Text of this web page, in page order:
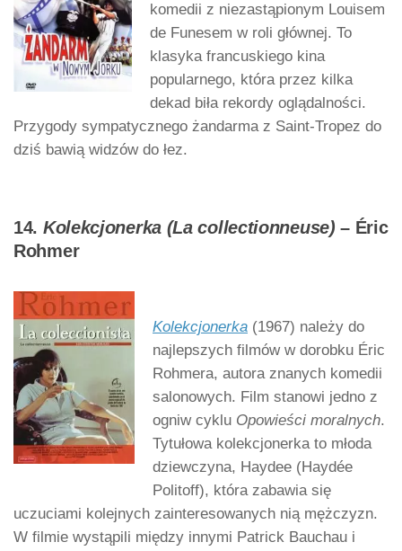
komedii z niezastąpionym Louisem
de Funesem w roli głównej. To
klasyka francuskiego kina
popularnego, która przez kilka
dekad biła rekordy oglądalności.
Przygody sympatycznego żandarma z Saint-Tropez do
dziś bawią widzów do łez.
14. Kolekcjonerka (La collectionneuse) – Éric
Rohmer
Kolekcjonerka (1967) należy do
najlepszych filmów w dorobku Éric
Rohmera, autora znanych komedii
salonowych. Film stanowi jedno z
ogniw cyklu Opowieści moralnych.
Tytułowa kolekcjonerka to młoda
dziewczyna, Haydee (Haydée
Politoff), która zabawia się
uczuciami kolejnych zainteresowanych nią mężczyzn.
W filmie wystąpili między innymi Patrick Bauchau i